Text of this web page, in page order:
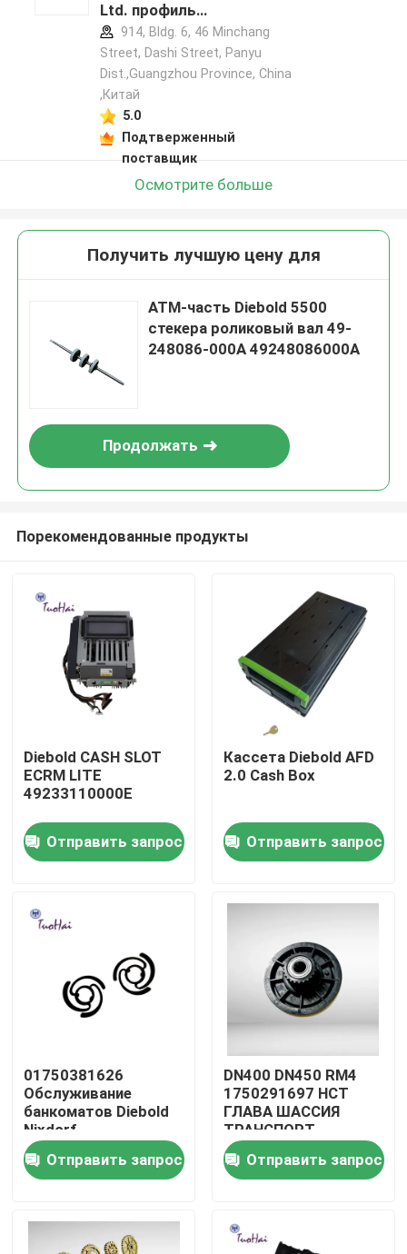
Продукты
О нас
Проверка качества
Свяжитесь мы
Спросите цитату
части машины атм
части атм винкор
Ltd. профиль
производителя
914, Bldg. 6, 46 Minchang
Street, Dashi Street, Panyu
Dist.,Guangzhou Province, China
,Китай
5.0
Подтверженный
поставщик
Осмотрите больше
Получить лучшую цену для
АТМ-часть Diebold 5500
стекера роликовый вал 49-
248086-000A 49248086000A
Продолжать
Порекомендованные продукты
Diebold CASH SLOT
ECRM LITE
49233110000E
Отправить запрос
Кассета Diebold AFD
2.0 Cash Box
Отправить запрос
01750381626
Обслуживание
банкоматов Diebold
Nixdorf
Отправить запрос
DN400 DN450 RM4
1750291697 HCT
ГЛАВА ШАССИЯ
ТРАНСПОРТ
ПРЕДСТАВЛЕНИЕ
Запчасти
1750291697-1
банкоматов Части
машин Diebold
Отправить запрос